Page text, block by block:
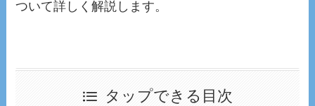
ついて詳しく解説します。
タップできる目次